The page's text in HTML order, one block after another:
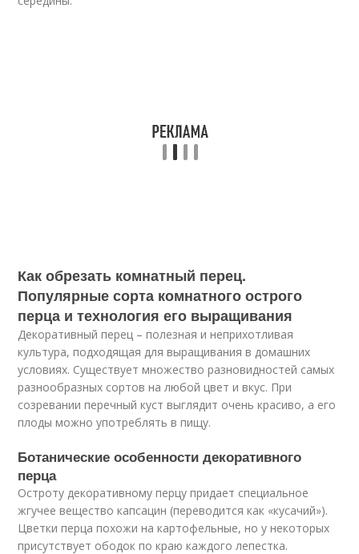
Как обрезать комнатный перец.
Популярные сорта комнатного острого
перца и технология его выращивания
Декоративный перец – полезная и неприхотливая
культура, подходящая для выращивания в домашних
условиях. Существует множество разновидностей самых
разнообразных сортов на любой цвет и вкус. При
созревании перечный куст выглядит очень красиво, а его
плоды можно употреблять в пищу.
Ботанические особенности декоративного
перца
Остроту декоративному перцу придает специальное
жгучее вещество капсацин (переводится как «кусачий»).
Цветки перца похожи на картофельные, но у некоторых
присутствует ободок по краю каждого лепестка.